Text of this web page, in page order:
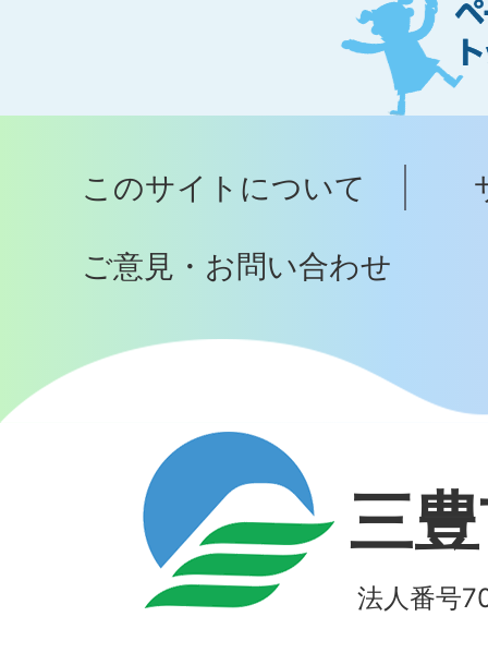
ジ
ト
ッ
へ
このサイトについて
ご意見・お問い合わせ
三
法人番号